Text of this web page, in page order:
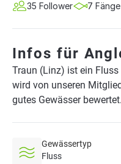
35 Follower 7 Fänge
Infos für
Traun (Linz) ist ein Fluss
wird von unseren
gutes Gewässer bewertet.
Gewässertyp
Fluss